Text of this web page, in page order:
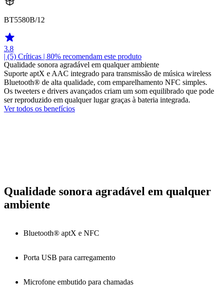
BT5580B/12
3.8
| (5) Críticas | 80% recomendam este produto
Qualidade sonora agradável em qualquer ambiente
Suporte aptX e AAC integrado para transmissão de música wireless
Bluetooth® de alta qualidade, com emparelhamento NFC simples.
Os tweeters e drivers avançados criam um som equilibrado que pode
ser reproduzido em qualquer lugar graças à bateria integrada.
Ver todos os benefícios
Qualidade sonora agradável em qualquer
ambiente
Bluetooth® aptX e NFC
Porta USB para carregamento
Microfone embutido para chamadas